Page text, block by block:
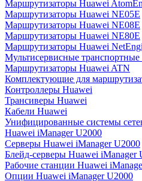
Маршрутизаторы Huawei
Маршрутизаторы Huawei NE05E
Маршрутизаторы Huawei NE08E
Маршрутизаторы Huawei NE80E
Маршрутизаторы Huawei
Мультисервисные
Маршрутизаторы Huawei ATN
Комплектующие для
Контроллеры Huawei
Трансиверы Huawei
Кабели Huawei
Унифицированные системы
Huawei iManager U2000
Серверы Huawei iManager U2000
Блейд-серверы Huawei iManager
Рабочие станции Huawei
Опции Huawei iManager U2000